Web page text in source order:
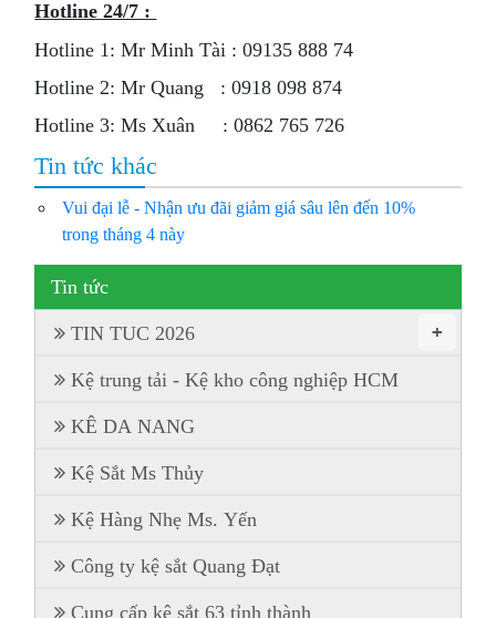
Hotline 24/7 :
Hotline 1: Mr Minh Tài : 09135 888 74
Hotline 2: Mr Quang : 0918 098 874
Hotline 3: Ms Xuân : 0862 765 726
Tin tức khác
Vui đại lễ - Nhận ưu đãi giảm giá sâu lên đến 10%
trong tháng 4 này
Tin tức
+
TIN TUC 2026
Kệ trung tải - Kệ kho công nghiệp HCM
KÊ DA NANG
Kệ Sắt Ms Thủy
Kệ Hàng Nhẹ Ms. Yến
Công ty kệ sắt Quang Đạt
Cung cấp kệ sắt 63 tỉnh thành